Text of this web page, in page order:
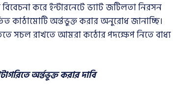
করে ইন্টারনেটে ভ্যাট জটিলতা নিরসন
কাঠামোটি অর্ন্তভুক্ত করার অনুরোধ জানাচ্ছি।
সচল রাখতে আমরা কঠোর পদক্ষেপ নিতে বাধ্য
অর্ন্তভুক্ত করার দাবি